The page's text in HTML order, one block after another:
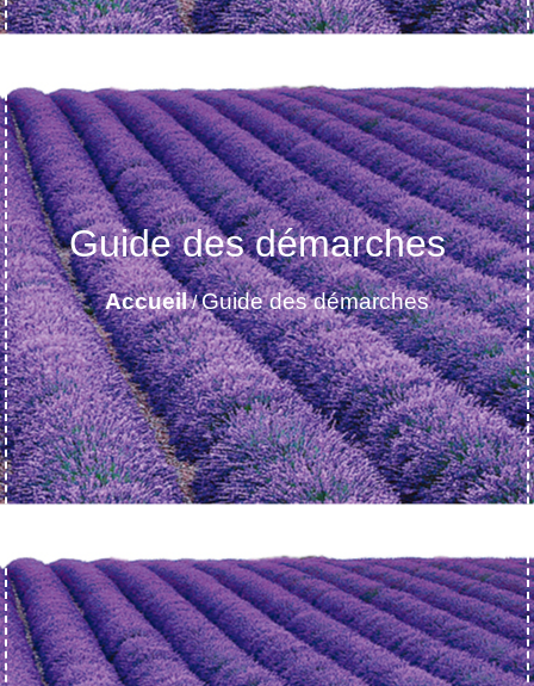
Guide des démarches
Accueil/Guide des démarches